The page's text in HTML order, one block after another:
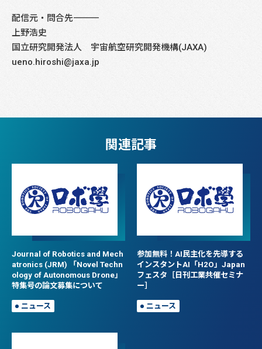
配信元・問合先――――――――――――――――――――――――――――
上野浩史
国立研究開発法人 宇宙航空研究開発機構(JAXA)
ueno.hiroshi@jaxa.jp
関連記事
Journal of Robotics and Mech
atronics (JRM) 「Novel Techn
ology of Autonomous Drone」
特集号の論文募集について
ニュース
参加無料！AI民主化を先導する
インスタントAI「H2O」Japan
フェスタ［日刊工業共催セミナ
ー］
ニュース